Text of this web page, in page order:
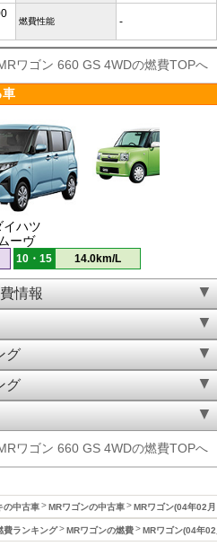
燃費性能 -
ワゴン 660 GS 4WDの燃費TOPへ
車
イハツ
ムーヴ
10・15 14.0km/L
情報
グ
グ
ワゴン 660 GS 4WDの燃費TOPへ
の中古車 MRワゴンの中古車 MRワゴン(04年02
費ランキング MRワゴンの燃費 MRワゴン(04年